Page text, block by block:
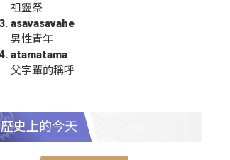
祖靈祭
asavasavahe
男性青年
atamatama
父字輩的稱呼
歷史上的今天